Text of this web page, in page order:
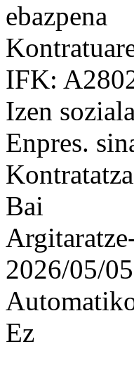
ebazpena
IFK:
Izen
Enpres.
Bai
2026/05/05
Ez